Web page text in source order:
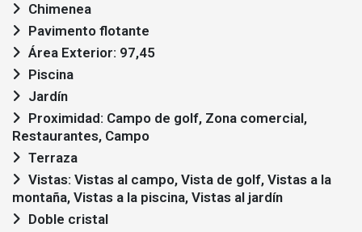
Chimenea
Pavimento flotante
Área Exterior: 97,45
Piscina
Jardín
Restaurantes, Campo
Terraza
montaña, Vistas a la piscina, Vistas al jardín
Doble cristal